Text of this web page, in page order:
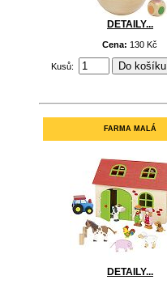
DETAILY...
Cena: 130 Kč
Kusů:
FARMA MALÁ
DETAILY...